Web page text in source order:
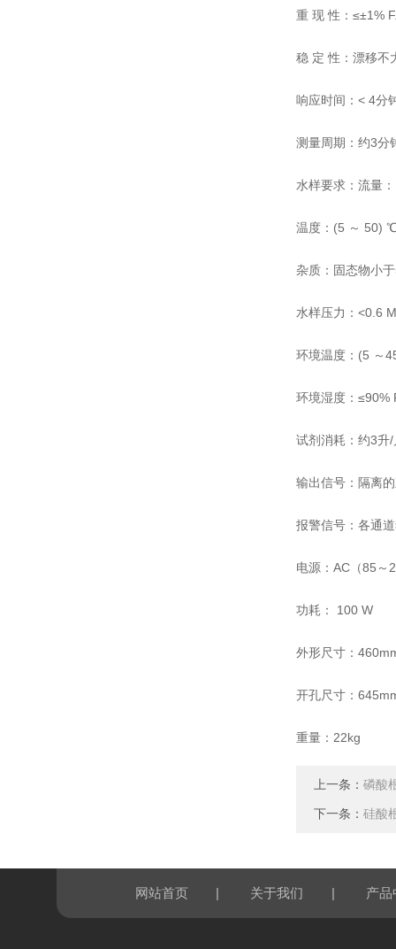
重 现 性：≤±1%
稳 定 性：漂移不
响应时间：< 4分
测量周期：约3分
水样要求：流量
温度：(5 ～ 50)
杂质：固态物小
水样压力：<0.6
环境温度：(5 ～
环境湿度：≤90%
试剂消耗：约3升/
输出信号：隔离
报警信号：各通
电源：AC（85～
功耗： 100 W
外形尺寸：
开孔尺寸：
重量：22kg
上一条： 磷酸
下一条： 硅酸
网站首页 | 关于我们 | 产品